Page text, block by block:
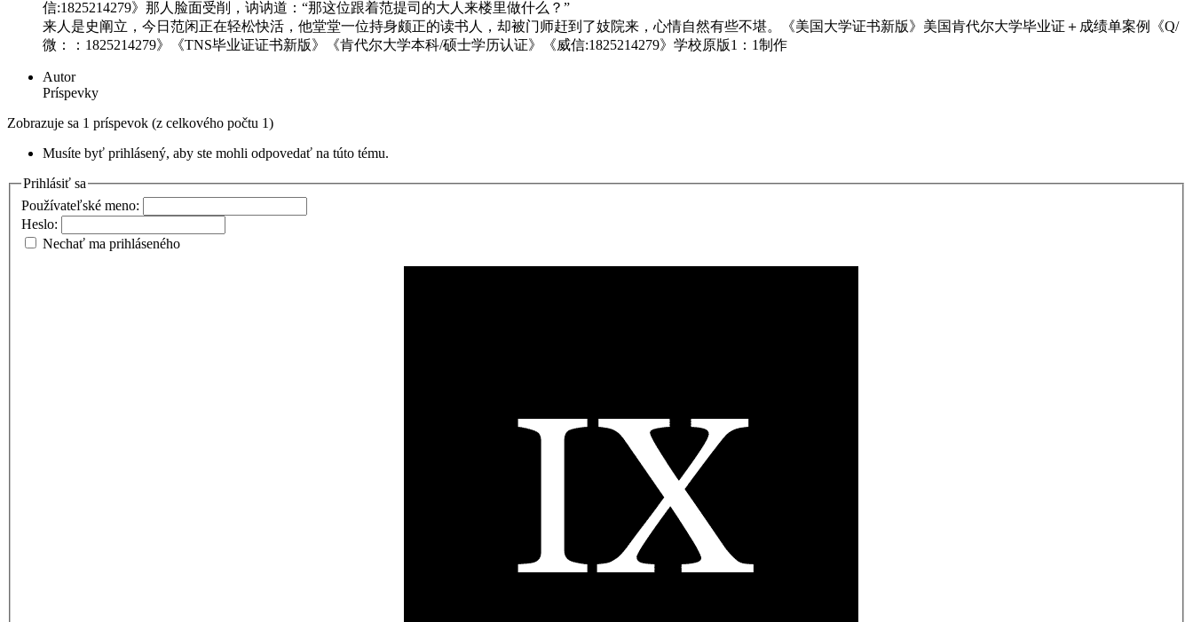
信:1825214279》那人脸面受削，讷讷道：“那这位跟着范提司的大人来楼里做什么？”
来人是史阐立，今日范闲正在轻松快活，他堂堂一位持身颇正的读书人，却被门师赶到了妓院来，心情自然有些不堪。《美国大学证书新版》美国肯代尔大学毕业证＋成绩单案例《Q/
微：：1825214279》《TNS毕业证证书新版》《肯代尔大学本科/硕士学历认证》《威信:1825214279》学校原版1：1制作
Autor
Príspevky
Zobrazuje sa 1 príspevok (z celkového počtu 1)
Musíte byť prihlásený, aby ste mohli odpovedať na túto tému.
Prihlásiť sa
Používateľské meno:
Heslo:
Nechať ma prihláseného